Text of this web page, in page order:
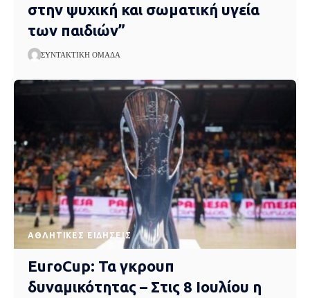
στην ψυχική και σωματική υγεία
των παιδιών”
ΣΥΝΤΑΚΤΙΚΉ ΟΜΆΔΑ
ΑΘΛΗΤΙΚΈΣ ΕΙΔΉΣΕΙΣ
EuroCup: Τα γκρουπ
δυναμικότητας – Στις 8 Ιουλίου η